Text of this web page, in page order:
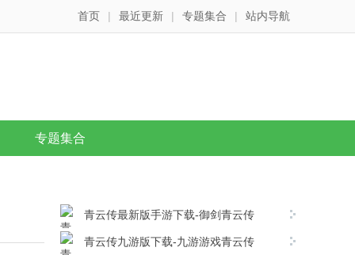
首页 | 最近更新 | 专题集合 | 站内导航
专题集合
青云传最新版手游下载-御剑青云传
v17.8.0安卓版下载
青云传九游版下载-九游游戏青云传